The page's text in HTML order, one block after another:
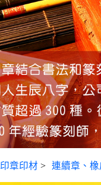
印章印材 > 連續章、